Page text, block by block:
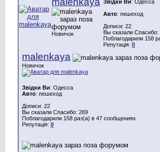
Новичок
Звідки Ви: Одесса
Авто: пешеход
Дописи: 22
Вы сказали Спасибо:
Поблагодарили 158
Репутація: 0
malenkaya
Новичок
Звідки Ви: Одесса
Авто: пешеход
Дописи: 22
Вы сказали Спасибо: 269
Поблагодарили 158 раз(а) в 47 сообщениях
Репутація: 0